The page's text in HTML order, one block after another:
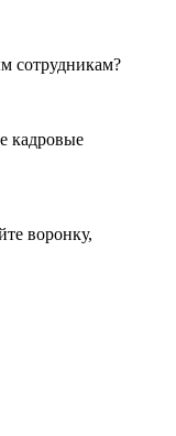
сотрудникам?
кадровые
воронку,